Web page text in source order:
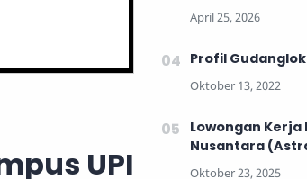
UPI
Profil
Lowongan Kerja
Nusantara